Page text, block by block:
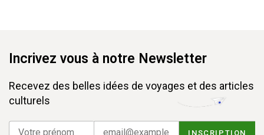
Incrivez vous à notre Newsletter
Recevez des belles idées de voyages et des articles
culturels